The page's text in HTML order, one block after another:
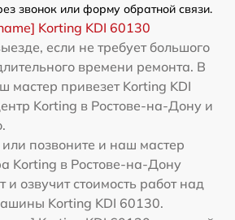
звонок или форму обратной связи.
Korting KDI 60130
если не требует большого
времени ремонта. В
мастер привезет Korting KDI
Korting в Ростове-на-Дону и
позвоните и наш мастер
Korting в Ростове-на-Дону
и озвучит стоимость работ над
Korting KDI 60130.